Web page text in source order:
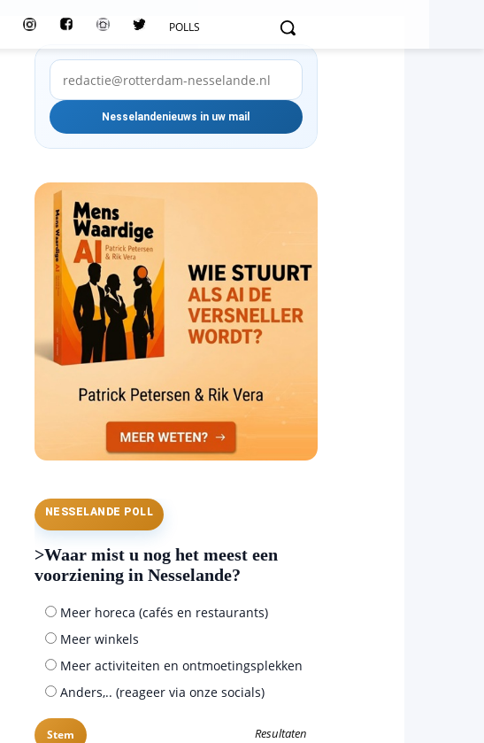
POLLS
NESSELANDE POLL
>Waar mist u nog het meest een
voorziening in Nesselande?
Meer horeca (cafés en restaurants)
Meer winkels
Meer activiteiten en ontmoetingsplekken
Anders,.. (reageer via onze socials)
Resultaten